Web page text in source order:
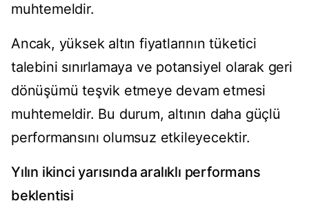
muhtemeldir.
Ancak, yüksek altın fiyatlarının tüketici
talebini sınırlamaya ve potansiyel olarak geri
dönüşümü teşvik etmeye devam etmesi
muhtemeldir. Bu durum, altının daha güçlü
performansını olumsuz etkileyecektir.
Yılın ikinci yarısında aralıklı performans
beklentisi